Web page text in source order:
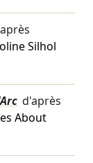
Silhol
d'après
About